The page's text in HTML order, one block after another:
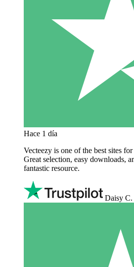
Hace 1 día
Vecteezy is one of the best sites
Great selection, easy downloads,
fantastic resource.
Daisy C.